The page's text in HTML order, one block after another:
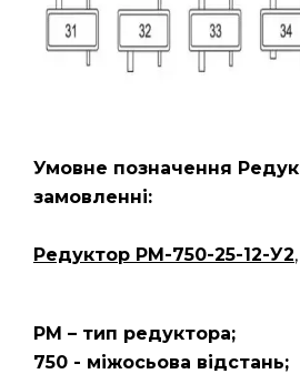
Умовне позначення
замовленні:
Редуктор РМ-750-25-12-У2,
РМ – тип редуктора;
750 - міжосьова відстань;